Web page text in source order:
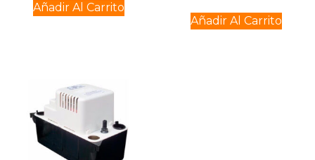
Añadir Al Carrito
Añadir Al Carrito